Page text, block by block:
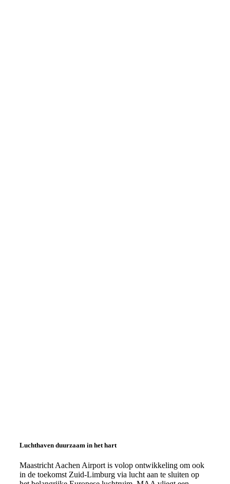
Luchthaven duurzaam in het hart
Maastricht Aachen Airport is volop ontwikkeling om ook
in de toekomst Zuid-Limburg via lucht aan te sluiten op